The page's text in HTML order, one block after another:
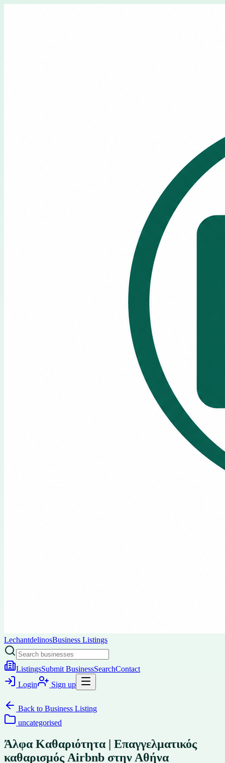
LechantdelinosBusiness Listings
ListingsSubmit BusinessSearchContact
Login
Sign up
Back to Business Listing
uncategorised
Άλφα Καθαριότητα | Επαγγελματικός
καθαρισμός Airbnb στην Αθήνα